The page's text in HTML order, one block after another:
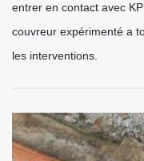
entrer en contact avec
couvreur expérimenté a
les interventions.